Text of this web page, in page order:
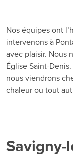
Nos équipes ont
intervenons à
avec plaisir. Nous
Église Saint-
nous viendrons
chaleur ou tout
Savigny-